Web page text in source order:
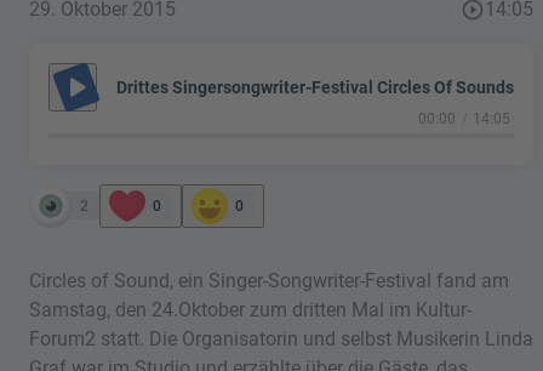
29. Oktober 2015 play_circle_outline14:05
play_arrow Drittes Singersongwriter-Festival Circles Of Sounds
00:00 14:05
2 0 0
Circles of Sound, ein Singer-Songwriter-Festival fand am
Samstag, den 24.Oktober zum dritten Mal im Kultur-
Forum2 statt. Die Organisatorin und selbst Musikerin Linda